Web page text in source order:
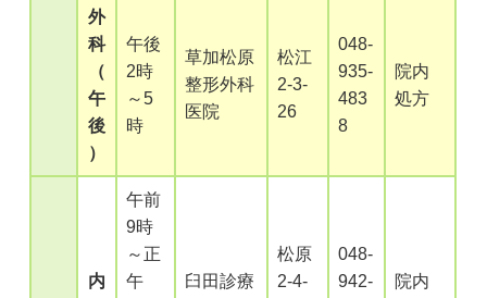
外
科
（
午
後
）
午後
2時
～5
時
草加松原
整形外科
医院
松江
2-3-
26
048-
935-
483
8
院内
処方
内
午前
9時
～正
午
臼田診療
松原
2-4-
048-
942-
院内